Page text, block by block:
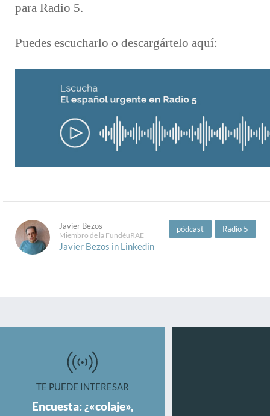
para Radio 5.
Puedes escucharlo o descargártelo aquí:
Javier Bezos
Miembro de la FundéuRAE
Javier Bezos in Linkedin
pódcast Radio 5
TE PUEDE INTERESAR
Encuesta: ¿«colaje»,